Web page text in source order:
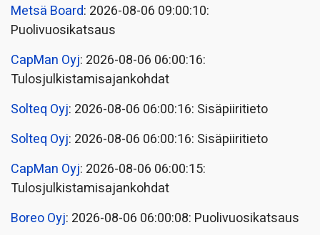
Metsä Board: 2026-08-06 09:00:10:
Puolivuosikatsaus
CapMan Oyj: 2026-08-06 06:00:16:
Tulosjulkistamisajankohdat
Solteq Oyj: 2026-08-06 06:00:16: Sisäpiiritieto
Solteq Oyj: 2026-08-06 06:00:16: Sisäpiiritieto
CapMan Oyj: 2026-08-06 06:00:15:
Tulosjulkistamisajankohdat
Boreo Oyj: 2026-08-06 06:00:08: Puolivuosikatsaus